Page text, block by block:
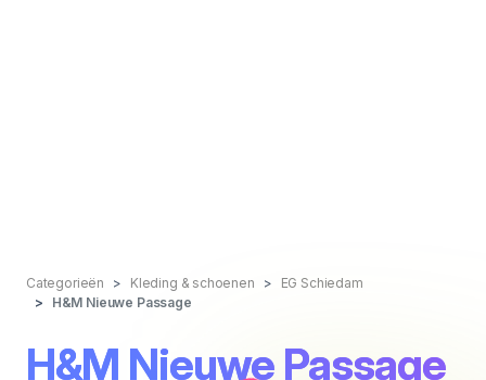
Categorieën Kleding & schoenen
EG Schiedam
H&M Nieuwe Passage
H&M Nieuwe Passage